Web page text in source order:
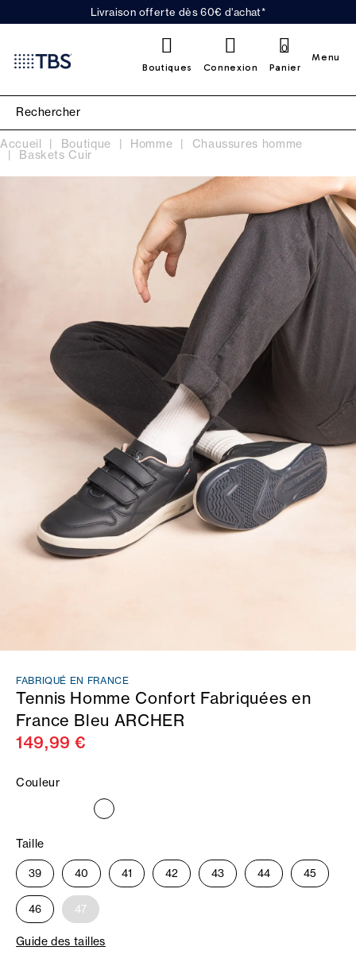
Livraison offerte dès 60€ d'achat*
Boutiques Connexion Panier
0
Menu
Accueil Boutique Homme Chaussures homme
Baskets Cuir
FABRIQUÉ EN FRANCE
Tennis Homme Confort Fabriquées en
France Bleu ARCHER
149,99 €
Couleur
Taille
39 40 41 42 43 44 45
46 47
Guide des tailles